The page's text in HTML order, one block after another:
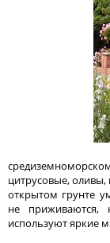
цитрусовые, оливы,
открытом грунте
не
используют яркие